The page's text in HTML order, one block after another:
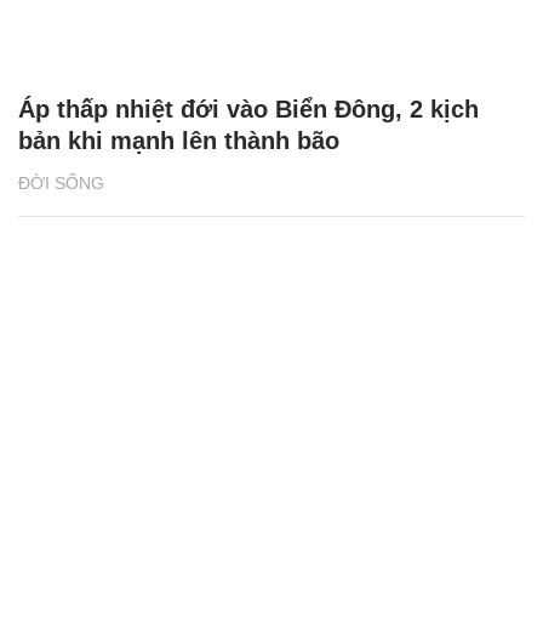
ĐỜI SỐNG
Áp thấp nhiệt đới vào Biển Đông, 2 kịch
bản khi mạnh lên thành bão